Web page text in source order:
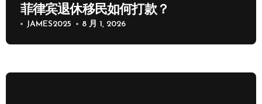
菲律宾退休移民如何打款？
JAMES2025 8 月 1, 2026